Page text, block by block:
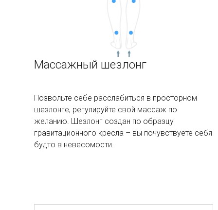
Массажный шезлонг
Позвольте себе расслабиться в просторном
шезлонге, регулируйте свой массаж по
желанию. Шезлонг создан по образцу
гравитационного кресла – вы почувствуете себя
будто в невесомости.